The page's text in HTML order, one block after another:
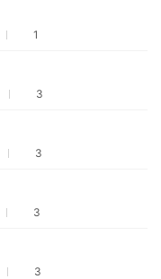
참여업체수
1
참여업체수
3
참여업체수
3
참여업체수
3
참여업체수
3